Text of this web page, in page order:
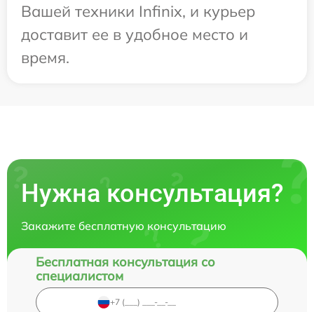
Вашей техники Infinix, и курьер
доставит ее в удобное место и
время.
Нужна консультация?
Закажите бесплатную консультацию
Бесплатная консультация со
специалистом